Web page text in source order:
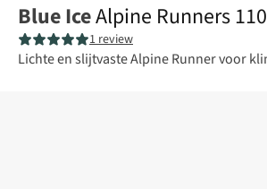
Blue IceAlpine Runners
1 review
Lichte en slijtvaste Alpine Runner voor